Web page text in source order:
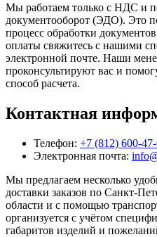
Мы работаем только с НДС и
документооборот (ЭДО). Это
процесс обработки
оплаты свяжитесь с нашими
электронной почте. Наши
проконсультируют вас и
способ расчета.
Контактная
Телефон: +7 (812) 600-
Электронная почта:
Мы предлагаем несколько
доставки заказов по Санкт-
области и с помощью
организуется с учётом
габаритов изделий и